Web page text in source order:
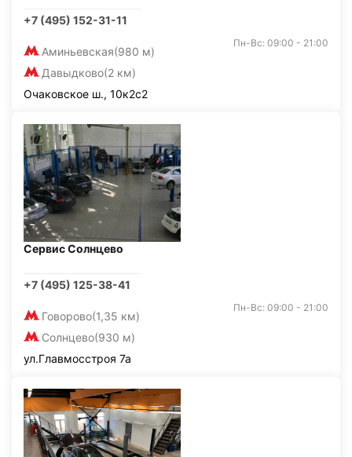
+7 (495) 152-31-11
Аминьевская(980 м)
Давыдково(2 км)
Пн-Вс: 09:00 - 21:00
Очаковское ш., 10к2с2
Сервис Солнцево
+7 (495) 125-38-41
Говорово(1,35 км)
Солнцево(930 м)
Пн-Вс: 09:00 - 21:00
ул.Главмосстроя 7а